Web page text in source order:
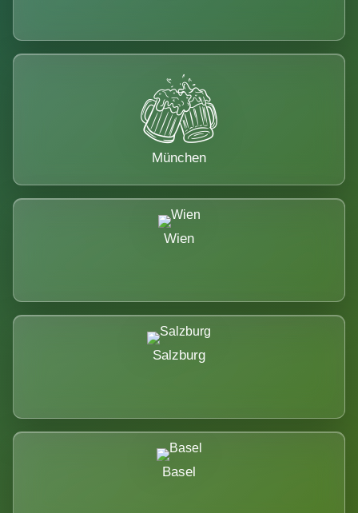
München
Wien
Salzburg
Basel